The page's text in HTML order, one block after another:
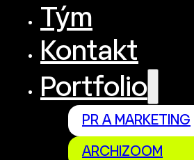
Tým
Kontakt
Portfolio
PR A MARKETING
ARCHIZOOM